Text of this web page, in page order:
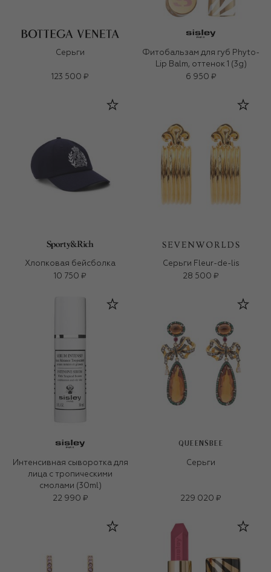
Серьги
123 500 ₽
Фитобальзам для губ Phyto-
Lip Balm, оттенок 1 (3g)
6 950 ₽
Хлопковая бейсболка
10 750 ₽
Серьги Fleur-de-lis
28 500 ₽
Интенсивная сыворотка для
лица с тропическими
смолами (30ml)
22 990 ₽
QUEENSBEE
Серьги
229 020 ₽